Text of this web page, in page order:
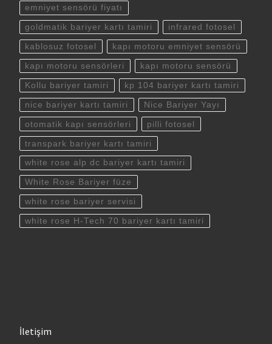
emniyet sensörü fiyatı
goldmatik bariyer kartı tamiri infrared fotosel
kablosuz fotosel kapı motoru emniyet sensörü
kapı motoru sensörleri kapı motoru sensörü
Kollu bariyer tamiri kp 104 bariyer kartı tamiri
nice bariyer kartı tamiri Nice Bariyer Yayı
otomatik kapı sensörleri pilli fotosel
transpark bariyer kartı tamiri
white rose alp dc bariyer kartı tamiri
White Rose Bariyer füze
white rose bariyer servisi
white rose H-Tech 70 bariyer kartı tamiri
İletişim